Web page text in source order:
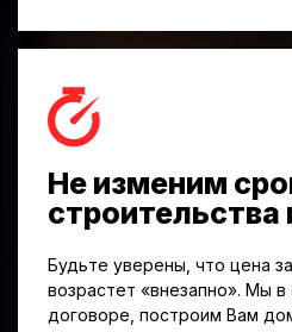
Не изменим
строительства
Будьте уверены, что цена
возрастет «внезапно». Мы в
договоре, построим Вам